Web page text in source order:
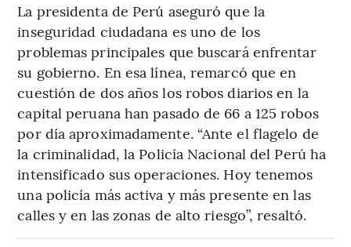
La presidenta de Perú aseguró que la
inseguridad ciudadana es uno de los
problemas principales que buscará enfrentar
su gobierno. En esa línea, remarcó que en
cuestión de dos años los robos diarios en la
capital peruana han pasado de 66 a 125 robos
por día aproximadamente. “Ante el flagelo de
la criminalidad, la Policía Nacional del Perú ha
intensificado sus operaciones. Hoy tenemos
una policía más activa y más presente en las
calles y en las zonas de alto riesgo”, resaltó.